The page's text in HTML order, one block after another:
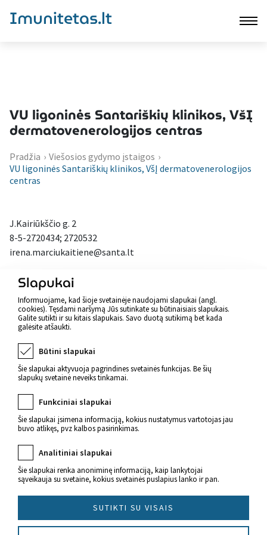
Imunitetas.lt
VU ligoninės Santariškių klinikos, VšĮ
dermatovenerologijos centras
Pradžia › Viešosios gydymo įstaigos ›
VU ligoninės Santariškių klinikos, VšĮ dermatovenerologijos
centras
J.Kairiūkščio g. 2
8-5-2720434; 2720532
irena.marciukaitiene@santa.lt
Atgal
Naujienos apie sveikatą
© 2022 Imunitetas.lt Visos teisės saugomos.
Slapukai
Informuojame, kad šioje svetainėje naudojami slapukai (angl.
cookies). Tęsdami naršymą Jūs sutinkate su būtinaisiais slapukais.
Galite sutikti ir su kitais slapukais. Savo duotą sutikimą bet kada
galėsite atšaukti.
Būtini slapukai
Šie slapukai aktyvuoja pagrindines svetainės funkcijas. Be šių
slapukų svetainė neveiks tinkamai.
Funkciniai slapukai
Šie slapukai įsimena informaciją, kokius nustatymus vartotojas jau
buvo atlikęs, pvz kalbos pasirinkimas.
Analitiniai slapukai
Šie slapukai renka anoniminę informaciją, kaip lankytojai
sąveikauja su svetaine, kokius svetainės puslapius lanko ir pan.
SUTIKTI SU VISAIS